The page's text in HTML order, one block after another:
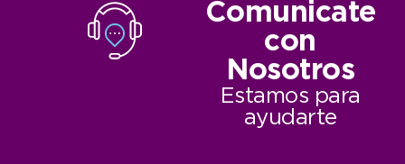
Comunicate
con
Nosotros
Estamos para
ayudarte